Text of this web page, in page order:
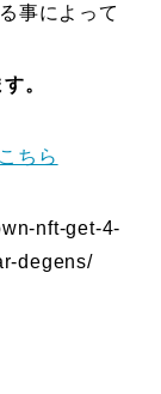
事によって
。
こちら
nft-get-4-
degens/